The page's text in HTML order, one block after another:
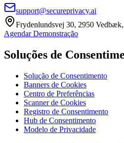
support@secureprivacy.ai
Frydenlundsvej 30, 2950
Agendar Demonstração
Soluções de
Solução de Consentimento
Banners de Cookies
Centro de Preferências
Scanner de Cookies
Registro de Consentimento
Hub de Consentimento
Modelo de Privacidade